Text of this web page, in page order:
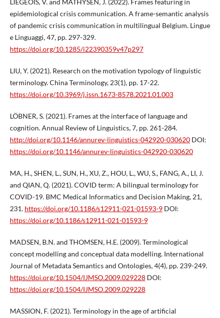
LIÉGEOIS, V. and MATHYSEN, J. (2022). Frames featuring in
epidemiological crisis communication. A frame-semantic analysis
of pandemic crisis communication in multilingual Belgium. Lingue
e Linguaggi, 47, pp. 297-329.
https://doi.org/10.1285/i22390359v47p297
LIU, Y. (2021). Research on the motivation typology of linguistic
terminology. China Terminology, 23(1), pp. 17-22.
https://doi.org/10.3969/j.issn.1673-8578.2021.01.003
LÖBNER, S. (2021). Frames at the interface of language and
cognition. Annual Review of Linguistics, 7, pp. 261-284.
http://doi.org/10.1146/annurev-linguistics-042920-030620DOI:
https://doi.org/10.1146/annurev-linguistics-042920-030620
MA, H., SHEN, L., SUN, H., XU, Z., HOU, L., WU, S., FANG, A., LI, J.
and QIAN, Q. (2021). COVID term: A bilingual terminology for
COVID-19. BMC Medical Informatics and Decision Making, 21,
231. https://doi.org/10.1186/s12911-021-01593-9DOI:
https://doi.org/10.1186/s12911-021-01593-9
MADSEN, B.N. and THOMSEN, H.E. (2009). Terminological
concept modelling and conceptual data modelling. International
Journal of Metadata Semantics and Ontologies, 4(4), pp. 239-249.
https://doi.org/10.1504/IJMSO.2009.029228DOI:
https://doi.org/10.1504/IJMSO.2009.029228
MASSION, F. (2021). Terminology in the age of artificial